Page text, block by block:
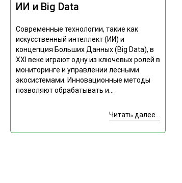
ИИ и Big Data
Современные технологии, такие как
искусственный интеллект (ИИ) и
концепция Больших Данных (Big Data), в
XXI веке играют одну из ключевых ролей в
мониторинге и управлении лесными
экосистемами. Инновационные методы
позволяют обрабатывать и...
Читать далее...